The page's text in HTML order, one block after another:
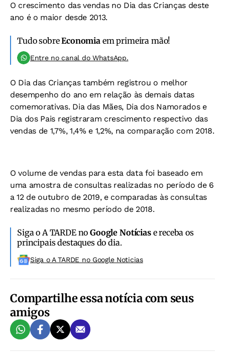
O crescimento das vendas no Dia das Crianças deste
ano é o maior desde 2013.
Tudo sobreEconomiaem primeira mão!
Entre no canal do WhatsApp.
O Dia das Crianças também registrou o melhor
desempenho do ano em relação às demais datas
comemorativas. Dia das Mães, Dia dos Namorados e
Dia dos Pais registraram crescimento respectivo das
vendas de 1,7%, 1,4% e 1,2%, na comparação com 2018.
O volume de vendas para esta data foi baseado em
uma amostra de consultas realizadas no período de 6
a 12 de outubro de 2019, e comparadas às consultas
realizadas no mesmo período de 2018.
Siga o A TARDE noGoogle Notíciase receba os
principais destaques do dia.
Siga o A TARDE no Google Noticias
Compartilhe essa notícia com seus
amigos